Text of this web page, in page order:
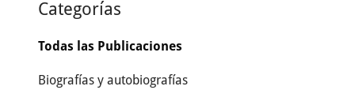
Categorías
Todas las Publicaciones
Biografías y autobiografías